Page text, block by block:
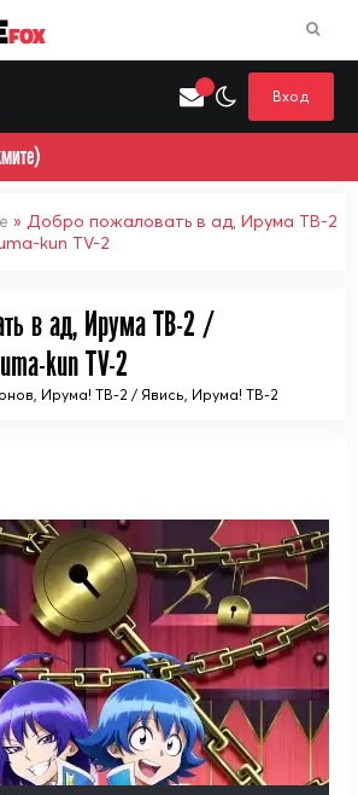
одну категорию для поиска
FOX
Вход
» Добро пожаловать в ад, Ирума ТВ-2
kun TV-2
в ад, Ирума ТВ-2 /
kun TV-2
Ирума! ТВ-2 / Явись, Ирума! ТВ-2